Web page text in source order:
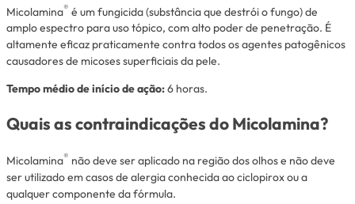
Micolamina® é um fungicida (substância que destrói o fungo) de
amplo espectro para uso tópico, com alto poder de penetração. É
altamente eficaz praticamente contra todos os agentes patogênicos
causadores de micoses superficiais da pele.
Tempo médio de início de ação:6 horas.
Quais as contraindicações do Micolamina?
Micolamina® não deve ser aplicado na região dos olhos e não deve
ser utilizado em casos de alergia conhecida ao ciclopirox ou a
qualquer componente da fórmula.